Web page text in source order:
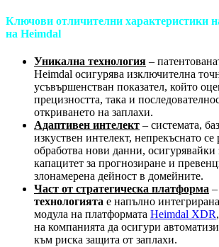
Ключови отличителни характеристики
на Heimdal
Уникална технология –
Heimdal осигурява изключителна
усъвършенстван показател, който
прецизността, така и
откриването на заплахи.
Адаптивен интелект – системата,
изкуствен интелект, непрекъснато се
обработва нови данни, осигурявайки
капацитет за прогнозиране и
злонамерена дейност в домейните.
Част от стратегическа платформа –
технологията е напълно
модула на платформата Heimdal XDR
на компанията да осигури
към риска защита от заплахи.